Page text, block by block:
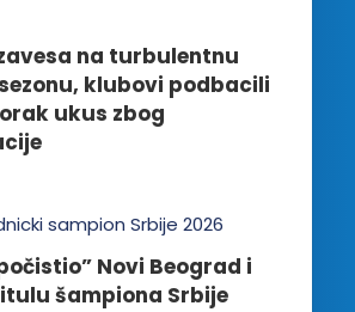
na turbulentnu
klubovi podbacili
ukus zbog
Novi Beograd i
šampiona Srbije